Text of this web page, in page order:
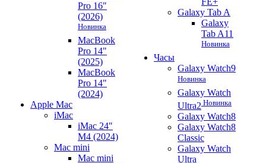
Pro 16"
(2026)
Новинка
MacBook
Pro 14"
(2025)
MacBook
Pro 14"
(2024)
Apple Mac
iMac
iMac 24"
M4 (2024)
Mac mini
Mac mini
Galaxy Tab A
Galaxy
Tab A11
Новинка
Часы
Galaxy Watch9
Новинка
Galaxy Watch
Ultra2 Новинка
Galaxy Watch8
Galaxy Watch8
Classic
Galaxy Watch
Ultra